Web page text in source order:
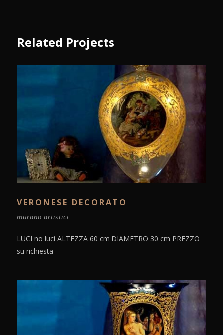
Related Projects
VERONESE DECORATO
murano artistici
LUCI no luci ALTEZZA 60 cm DIAMETRO 30 cm PREZZO
su richiesta